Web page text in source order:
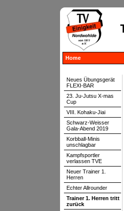
Home
Neues Übungsgerät
FLEXI-BAR
23. Ju-Jutsu X-mas
Cup
VIII. Kohaku-Jiai
Schwarz-Weisser
Gala-Abend 2019
Korbball-Minis
unschlagbar
Kampfsportler
verlassen TVE
Neuer Trainer 1.
Herren
Echter Allrounder
Trainer 1. Herren tritt
zurück